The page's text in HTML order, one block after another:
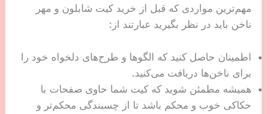
مهم‌ترین مواردی که قبل از خرید کیت شابلون و مهر
ناخن باید در نظر بگیرید عبارتند از:
اطمینان حاصل کنید که الگوها و طرح‌های دلخواه خود را
برای ناخن‌ها دریافت می‌کنید.
همیشه مطمئن شوید که کیت شما حاوی صفحات با
حکاکی خوب و محکم باشد تا از چسبندگی محکم‌تر و